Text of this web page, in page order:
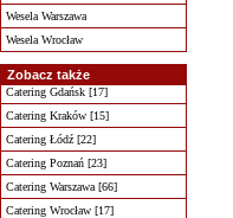
Wesela Warszawa
Wesela Wrocław
Zobacz także
Catering Gdańsk [17]
Catering Kraków [15]
Catering Łódź [22]
Catering Poznań [23]
Catering Warszawa [66]
Catering Wrocław [17]